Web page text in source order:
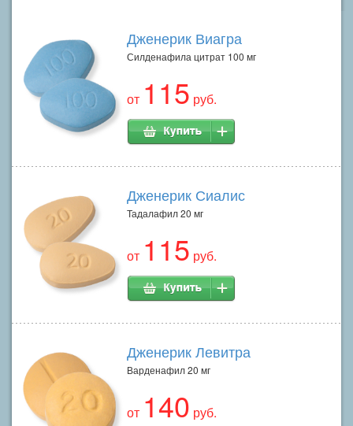
Дженерик Виагра
Силденафила цитрат 100 мг
от 115 руб.
Дженерик Сиалис
Тадалафил 20 мг
от 115 руб.
Дженерик Левитра
Варденафил 20 мг
от 140 руб.